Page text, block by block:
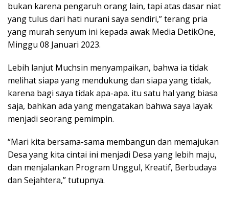
bukan karena pengaruh orang lain, tapi atas dasar niat
yang tulus dari hati nurani saya sendiri,” terang pria
yang murah senyum ini kepada awak Media DetikOne,
Minggu 08 Januari 2023.
Lebih lanjut Muchsin menyampaikan, bahwa ia tidak
melihat siapa yang mendukung dan siapa yang tidak,
karena bagi saya tidak apa-apa. itu satu hal yang biasa
saja, bahkan ada yang mengatakan bahwa saya layak
menjadi seorang pemimpin.
“Mari kita bersama-sama membangun dan memajukan
Desa yang kita cintai ini menjadi Desa yang lebih maju,
dan menjalankan Program Unggul, Kreatif, Berbudaya
dan Sejahtera,” tutupnya.